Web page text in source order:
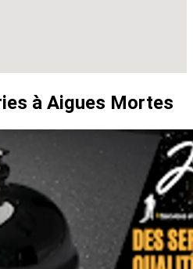
à Aigues Mortes